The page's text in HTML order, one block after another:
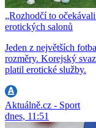
„Rozhodčí to
erotických salonů
Jeden z největších
rozměry. Korejský
platil erotické služby.
Aktuálně.cz - Sport
dnes, 11:51